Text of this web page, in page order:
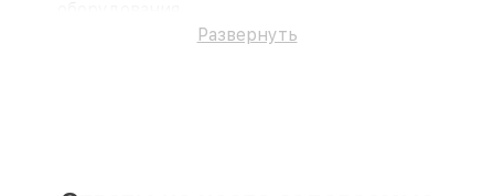
Ремонт платы управления
повреждений после попадания влаги или
Развернуть